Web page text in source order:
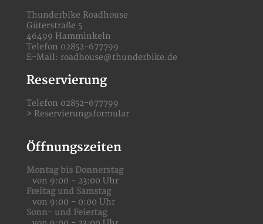
Thunderbike Roadhouse
Güterstraße 5
46499 Hamminkeln
Telefon 02852-677799
E-Mail: roadhouse@thunderbike.de
Reservierung
Telefon 02852-677799
> Reservierungsformular
Öffnungszeiten
Montag bis Donnerstag
von 9:00 - 23:00 Uhr
Freitag und Samstag
von 9:00 - 0:00 Uhr
Sonn- und Feiertag